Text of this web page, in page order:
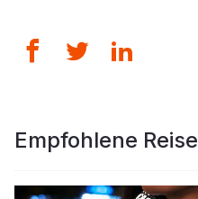
Empfohlene